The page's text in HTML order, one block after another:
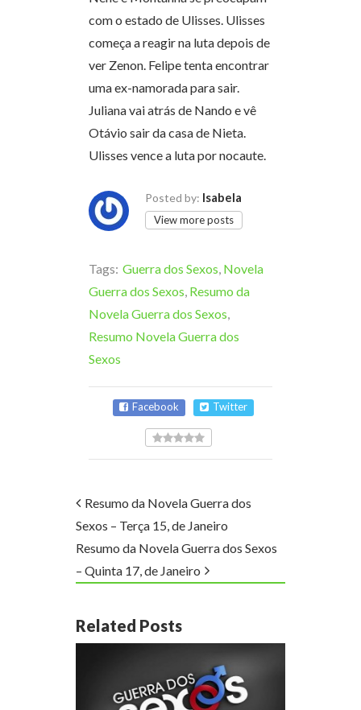
com o estado de Ulisses. Ulisses
começa a reagir na luta depois de
ver Zenon. Felipe tenta encontrar
uma ex-namorada para sair.
Juliana vai atrás de Nando e vê
Otávio sair da casa de Nieta.
Ulisses vence a luta por nocaute.
Posted by: Isabela
View more posts
Tags: Guerra dos Sexos, Novela
Guerra dos Sexos, Resumo da
Novela Guerra dos Sexos,
Resumo Novela Guerra dos
Sexos
Facebook Twitter
Resumo da Novela Guerra dos
Sexos – Terça 15, de Janeiro
Resumo da Novela Guerra dos Sexos
– Quinta 17, de Janeiro
Related Posts